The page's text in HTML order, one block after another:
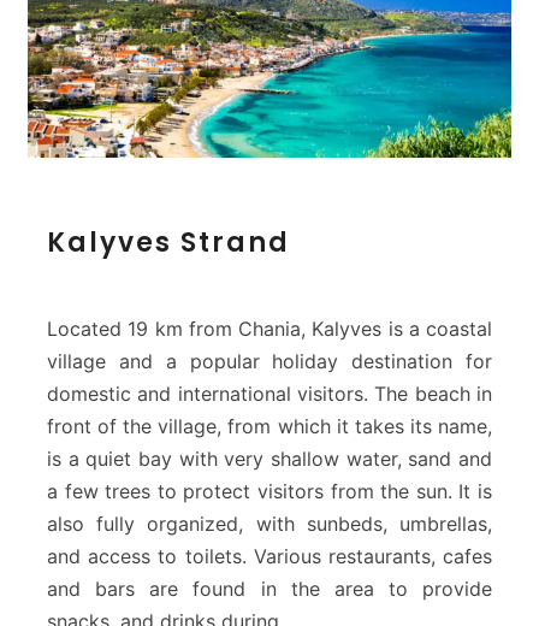
a
v
e
S
t
r
a
d
Kalyves Strand
Located 19 km from Chania, Kalyves is a coastal
village and a popular holiday destination for
domestic and international visitors. The beach in
front of the village, from which it takes its name,
is a quiet bay with very shallow water, sand and
a few trees to protect visitors from the sun. It is
also fully organized, with sunbeds, umbrellas,
and access to toilets. Various restaurants, cafes
and bars are found in the area to provide